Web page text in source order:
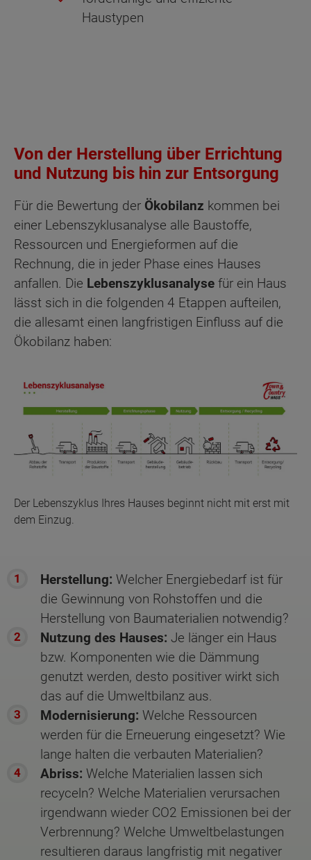
Haustypen
Von der Herstellung über Errichtung
und Nutzung bis hin zur Entsorgung
Der Lebenszyklus Ihres Hauses beginnt nicht mit erst mit
dem Einzug.
Für die Bewertung der Ökobilanz kommen bei
einer Lebenszyklusanalyse alle Baustoffe,
Ressourcen und Energieformen auf die
Rechnung, die in jeder Phase eines Hauses
anfallen. Die Lebenszyklusanalyse für ein Haus
lässt sich in die folgenden 4 Etappen aufteilen,
die allesamt einen langfristigen Einfluss auf die
Ökobilanz haben:
Herstellung: Welcher Energiebedarf ist für
die Gewinnung von Rohstoffen und die
Herstellung von Baumaterialien notwendig?
Nutzung des Hauses: Je länger ein Haus
bzw. Komponenten wie die Dämmung
genutzt werden, desto positiver wirkt sich
das auf die Umweltbilanz aus.
Modernisierung: Welche Ressourcen
werden für die Erneuerung eingesetzt? Wie
lange halten die verbauten Materialien?
Abriss: Welche Materialien lassen sich
recyceln? Welche Materialien verursachen
irgendwann wieder CO2 Emissionen bei der
Verbrennung? Welche Umweltbelastungen
resultieren daraus langfristig mit negativer